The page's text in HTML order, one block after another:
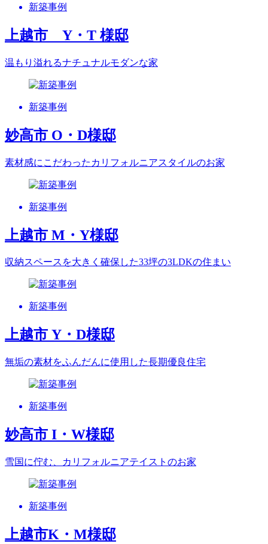
新築事例
上越市 Y・T 様邸
温もり溢れるナチュナルモダンな家
新築事例
妙高市 O・D様邸
素材感にこだわったカリフォルニアスタイルのお家
新築事例
上越市 M・Y様邸
収納スペースを大きく確保した33坪の3LDKの 住まい
新築事例
上越市 Y・D様邸
無垢の素材をふんだんに使用した長期優良住宅
新築事例
妙高市 I・W様邸
雪国に佇む、カリフォルニアテイストのお家
新築事例
上越市K・M様邸